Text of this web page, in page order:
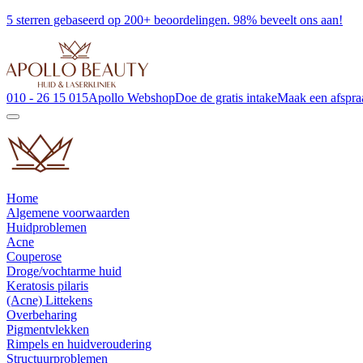
5 sterren gebaseerd op 200+ beoordelingen. 98% beveelt ons aan!
010 - 26 15 015Apollo WebshopDoe de gratis intakeMaak een
Home
Algemene voorwaarden
Huidproblemen
Acne
Couperose
Droge/vochtarme huid
Keratosis pilaris
(Acne) Littekens
Overbeharing
Pigmentvlekken
Rimpels en huidveroudering
Structuurproblemen